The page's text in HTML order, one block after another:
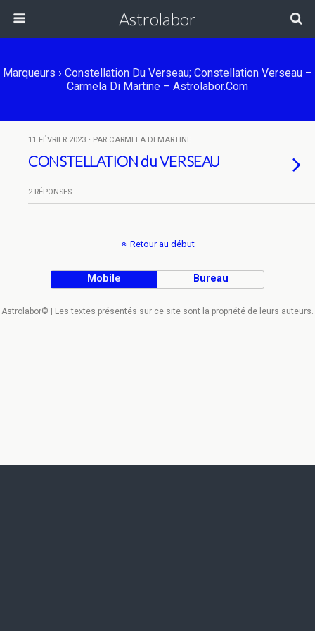
Astrolabor
Marqueurs › Constellation Du Verseau; Constellation Verseau –
Carmela Di Martine – Astrolabor.com
11 FÉVRIER 2023 • PAR CARMELA DI MARTINE
CONSTELLATION du VERSEAU
2 RÉPONSES
Retour au début
Mobile Bureau
Astrolabor© | Les textes présentés sur ce site sont la propriété de leurs auteurs.